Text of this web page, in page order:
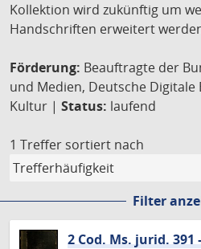
Kollektion wird zukünftig um
Handschriften erweitert
Förderung: Beauftragte der
und Medien, Deutsche
Kultur | Status: laufend
1 Treffer sortiert nach
Filter
2 Cod. Ms. jurid. 391